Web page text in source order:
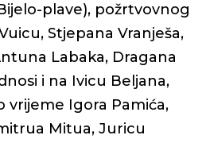
plave), požrtvovnog
Stjepana Vranješa,
Labaka, Dragana
i na Ivicu Beljana,
vrijeme Igora Pamića,
Mitua, Juricu